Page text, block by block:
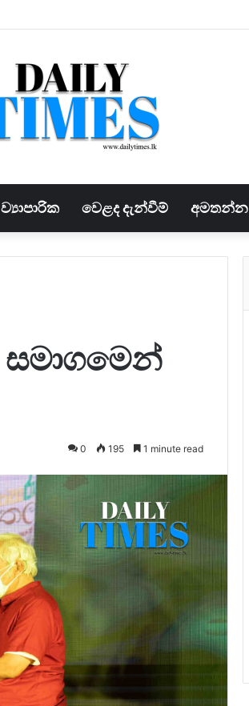
ව්‍යාපාරික වෙළද දැන්වීම් අමතන්න
සමාගමෙන්
0 195 1 minute read